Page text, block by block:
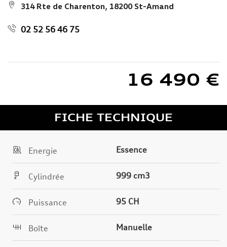
314 Rte de Charenton, 18200 St-Amand
02 52 56 46 75
16 490 €
FICHE TECHNIQUE
Energie Essence
Cylindrée 999 cm3
Puissance 95 CH
Boîte Manuelle